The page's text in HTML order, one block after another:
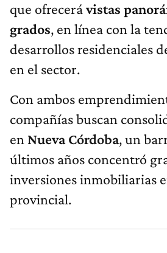
que ofrecerávistas
grados, en línea con la
desarrollos residenciales
en el sector.
Con ambos
compañías buscan
en Nueva Córdoba, un
últimos años concentró
inversiones inmobiliarias
provincial.